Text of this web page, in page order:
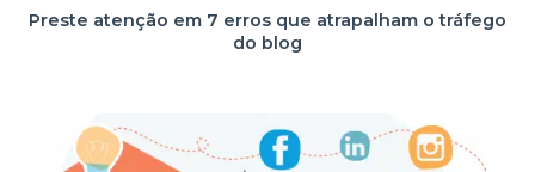
Preste atenção em 7 erros que atrapalham o tráfego
do blog